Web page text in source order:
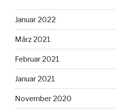
Januar 2022
März 2021
Februar 2021
Januar 2021
November 2020